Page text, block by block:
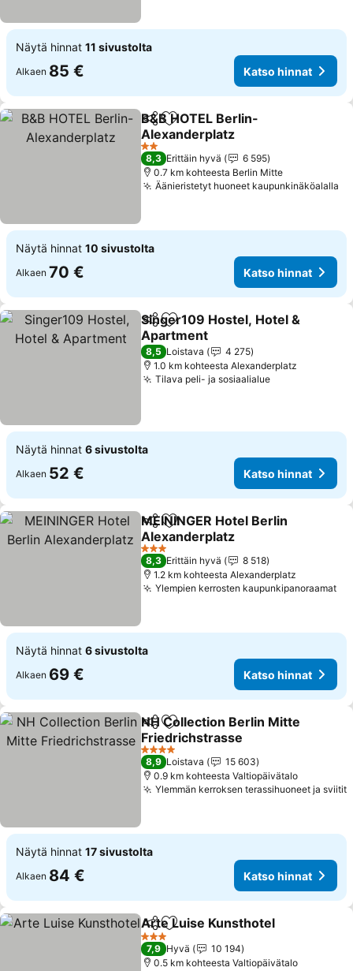
Näytä hinnat 11 sivustolta
Alkaen 85 € Katso hinnat
Jaa Lisää suosikkeihin
B&B HOTEL Berlin-
Alexanderplatz
2 Tähtiluokitus
8,3 Erittäin hyvä
6 595
0.7 km kohteesta Berlin Mitte
Äänieristetyt huoneet kaupunkinäköalalla
Näytä hinnat 10 sivustolta
Alkaen 70 € Katso hinnat
Jaa Lisää suosikkeihin
Singer109 Hostel, Hotel &
Apartment
8,5 Loistava
4 275
1.0 km kohteesta Alexanderplatz
Tilava peli- ja sosiaalialue
Näytä hinnat 6 sivustolta
Alkaen 52 € Katso hinnat
Jaa Lisää suosikkeihin
MEININGER Hotel Berlin
Alexanderplatz
3 Tähtiluokitus
8,3 Erittäin hyvä
8 518
1.2 km kohteesta Alexanderplatz
Ylempien kerrosten kaupunkipanoraamat
Näytä hinnat 6 sivustolta
Alkaen 69 € Katso hinnat
Jaa Lisää suosikkeihin
NH Collection Berlin Mitte
Friedrichstrasse
4 Tähtiluokitus
8,9 Loistava
15 603
0.9 km kohteesta Valtiopäivätalo
Ylemmän kerroksen terassihuoneet ja sviitit
Näytä hinnat 17 sivustolta
Alkaen 84 € Katso hinnat
Jaa Lisää suosikkeihin
Arte Luise Kunsthotel
3 Tähtiluokitus
7,9 Hyvä
10 194
0.5 km kohteesta Valtiopäivätalo